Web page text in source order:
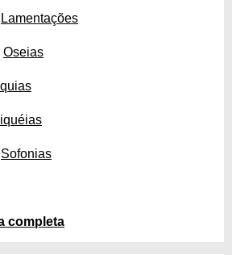
Lamentações
Oseias
Sofonias
completa